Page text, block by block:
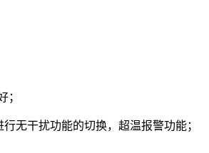
；
无干扰功能的切换，超温报警功能；